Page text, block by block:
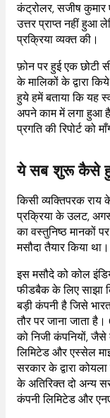
कंट्रोलर, सजीष
उत्तर प्राप्त नहीं हुआ
प्रक्रिया व्यक्त की।
फ़ोन पर हुई एक छोटी
के मालिकों के द्वारा
हुये हमें बताया कि यह
अपने काम में लगा हुआ
प्रगति की रिपोर्ट को
ये सब शुरू कैसे
किसी व्यक्तिपरक राय
प्रक्रिया के उलट,
का वस्तुनिष्ठ मानकों
मसौदा तैयार किया था।
इस मसौदे को कोल
फीडबैक के लिए साझा
बड़ी कंपनी है जिसे
तौर पर जाना जाता
को निजी कंपनियों, जैसे
लिमिटेड और एस्सेल
सरकार के द्वारा
के अतिरिक्त दो अन्य
कंपनी लिमिटेड और